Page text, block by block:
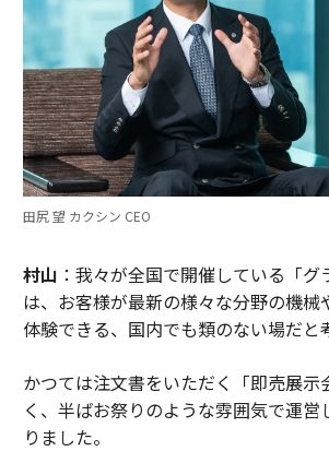
田尻 望 カクシン CEO
村山 ：我々が全国で開催している「グ
は、お客様が最新の様々な分野の機械
体験できる、国内でも類のない場だと
かつては注文書をいただく「即売展示
く、半ばお祭りのような雰囲気で運営
りました。